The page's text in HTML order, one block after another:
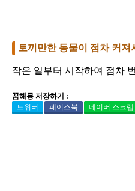
토끼만한 동물이 점차 커져
작은 일부터 시작하여 점차
꿈해몽 저장하기 :
트위터
페이스북 네이버 스크랩